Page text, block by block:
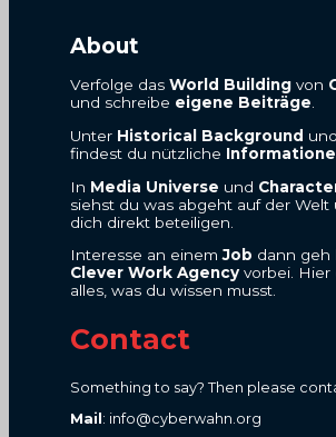
About
Verfolge das World Building von
und schreibe eigene Beiträge.
Unter Historical Background und
findest du nützliche
In Media Universe und
siehst du was abgeht auf der Welt
dich direkt beteiligen.
Interesse an einemJob dann geh
Clever Work Agencyvorbei. Hier
alles, was du wissen musst.
Contact
Something to say? Then please
Mail: info@cyberwahn.org